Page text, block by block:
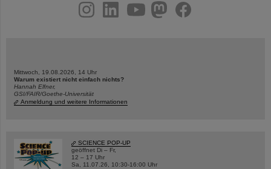
youtubehelmholtz.socialfacebook
Mittwoch, 19.08.2026, 14 Uhr
Warum existiert nicht einfach nichts?
Hannah Elfner,
GSI/FAIR/Goethe-Universität
Anmeldung und weitere Informationen
SCIENCE POP-UP
geöffnet Di – Fr,
12 – 17 Uhr
Sa, 11.07.26, 10:30-16:00 Uhr